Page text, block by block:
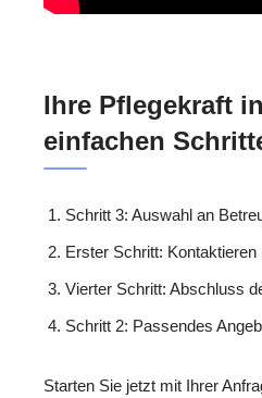
Ihre Pflegekraft
einfachen
Schritt 3: Auswahl an
Erster Schritt: Kontaktieren
Vierter Schritt: Abschluss
Schritt 2: Passendes
Starten Sie jetzt mit Ihrer